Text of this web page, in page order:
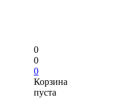
0
0
0
Корзина
пуста